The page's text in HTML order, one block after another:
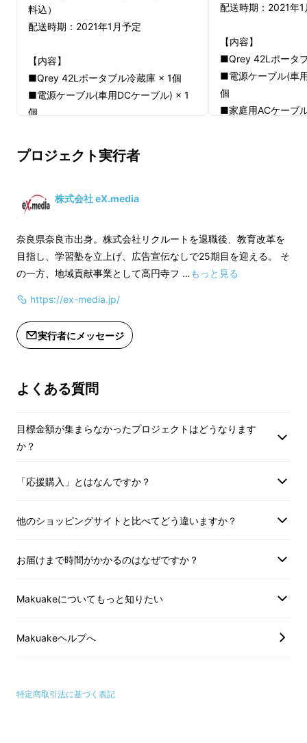
前回ご好評頂きました6Lの小型冷蔵庫に続い
て、42Lの大容量ポータブル冷蔵庫が登場！！
弊社ではベンツやボルボなど欧州自動車メー
宙開発機関でも使用されるポータブル冷蔵庫
から大変なご好評とご声援を頂きました。
無いの？」という要望も頂戴いたしました。
料込）
配送時期：2021年1月予定
【内容】
■Qrey 42Lポータブル冷蔵庫 × 1個
■電源ケーブル(車用DCケーブル) × 1
個
1個
■説明書 × 1個
【カラー】
スノーホワイト
サンディカーキ
※カラーをお選びください。
合、早急にご連絡致します。
配送時期：2021年1
【内容】
■Qrey 42Lポータ
■電源ケーブル(車
個
■家庭用ACケーブ
※カラーをお選びく
※製造状況により出
合、早急にご連絡
プロジェクト実行者
株式会社 eX.media
奈良県奈良市出身。株式会社リクルートを退職後、教育改革を
目指し、学習塾を立上げ、広告宣伝なしで25期目を迎える。 そ
の一方、地域貢献事業として高円寺フ …もっと見る
https://ex-media.jp/
実行者にメッセージ
よくある質問
目標金額が集まらなかったプロジェクトはどうなります
か？
「応援購入」とはなんですか？
他のショッピングサイトと比べてどう違いますか？
お届けまで時間がかかるのはなぜですか？
Makuakeについてもっと知りたい
Makuakeヘルプへ
特定商取引法に基づく表記